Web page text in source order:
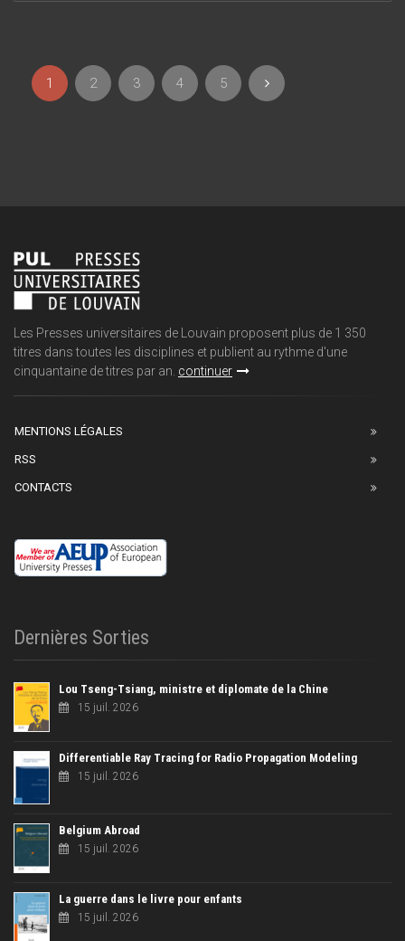
1 2 3 4 5
Les Presses universitaires de Louvain proposent plus de 1 350
titres dans toutes les disciplines et publient au rythme d'une
cinquantaine de titres par an. continuer
MENTIONS LÉGALES
RSS
CONTACTS
Dernières Sorties
Lou Tseng-Tsiang, ministre et diplomate de la Chine
15 juil. 2026
Differentiable Ray Tracing for Radio Propagation Modeling
15 juil. 2026
Belgium Abroad
15 juil. 2026
La guerre dans le livre pour enfants
15 juil. 2026